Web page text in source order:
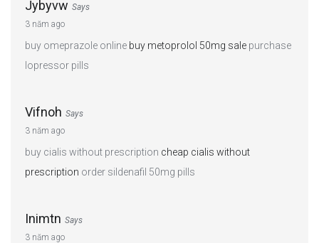
Jybyvw Says
3 năm ago
buy omeprazole online buy metoprolol 50mg sale purchase
lopressor pills
Vifnoh Says
3 năm ago
buy cialis without prescription cheap cialis without
prescription order sildenafil 50mg pills
Inimtn Says
3 năm ago